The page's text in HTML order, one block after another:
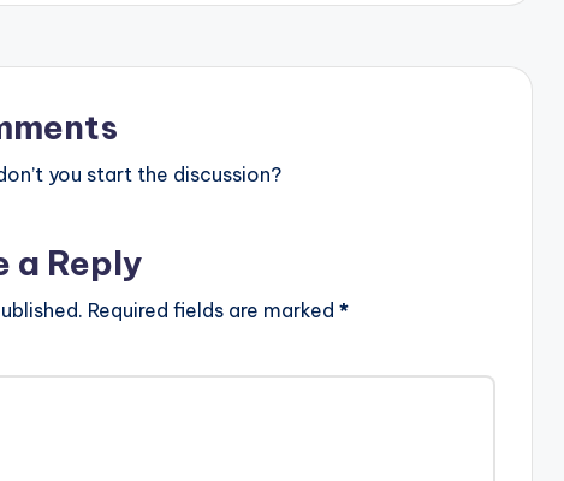
you start the discussion?
a Reply
Required fields are marked *